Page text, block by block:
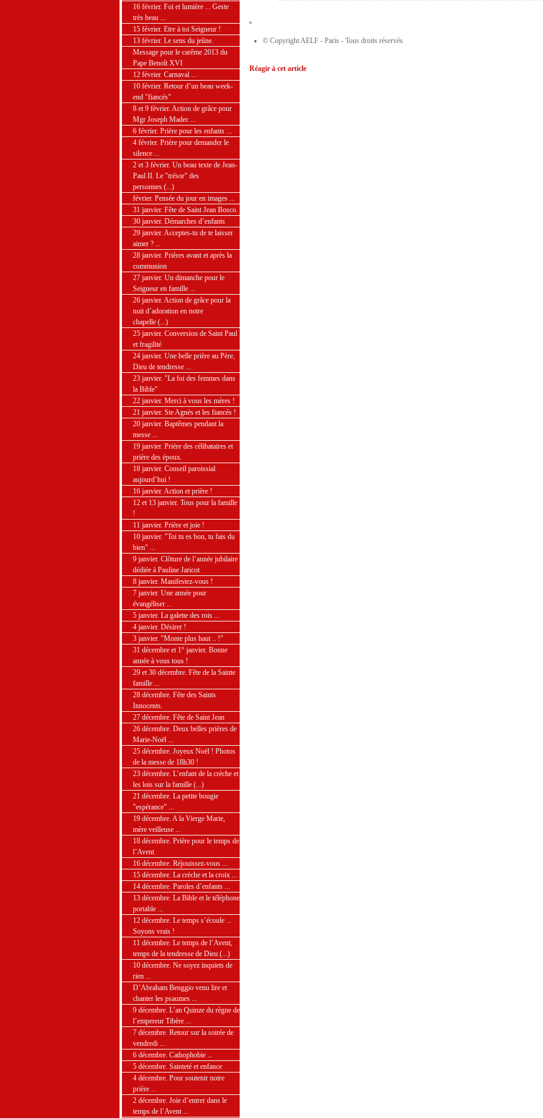
»
© Copyright AELF - Paris - Tous droits réservés
Réagir à cet article
16 février. Foi et lumière ... Geste
très beau ...
15 février. Etre à toi Seigneur !
13 février. Le sens du jeûne.
Message pour le carême 2013 du
Pape Benoît XVI
12 février. Carnaval ...
10 février. Retour d’un beau week-
end "fiancés"
8 et 9 février. Action de grâce pour
Mgr Joseph Madec ...
6 février. Prière pour les enfants ...
4 février. Prière pour demander le
silence ...
2 et 3 février. Un beau texte de Jean-
Paul II. Le "trésor" des
personnes (...)
février. Pensée du jour en images ...
31 janvier. Fête de Saint Jean Bosco.
30 janvier. Démarches d’enfants
29 janvier. Acceptes-tu de te laisser
aimer ? ...
28 janvier. Prières avant et après la
communion
27 janvier. Un dimanche pour le
Seigneur en famille ...
26 janvier. Action de grâce pour la
nuit d’adoration en notre
chapelle (...)
25 janvier. Conversion de Saint Paul
et fragilité
24 janvier. Une belle prière au Père,
Dieu de tendresse ...
23 janvier. "La foi des femmes dans
la Bible"
22 janvier. Merci à vous les mères !
21 janvier. Ste Agnès et les fiancés !
20 janvier. Baptêmes pendant la
messe ...
19 janvier. Prière des célibataires et
prière des époux.
18 janvier. Conseil paroissial
aujourd’hui !
16 janvier. Action et prière !
12 et 13 janvier. Tous pour la famille
!
11 janvier. Prière et joie !
10 janvier. "Toi tu es bon, tu fais du
bien" ...
9 janvier. Clôture de l’année jubilaire
dédiée à Pauline Jaricot
8 janvier. Manifestez-vous !
7 janvier. Une année pour
évangéliser ...
5 janvier. La galette des rois ...
4 janvier. Désirer !
3 janvier. "Monte plus haut .. !"
31 décembre et 1° janvier. Bonne
année à vous tous !
29 et 30 décembre. Fête de la Sainte
famille ...
28 décembre. Fête des Saints
Innocents.
27 décembre. Fête de Saint Jean
26 décembre. Deux belles prières de
Marie-Noël ...
25 décembre. Joyeux Noël ! Photos
de la messe de 18h30 !
23 décembre. L’enfant de la crèche et
les lois sur la famille (...)
21 décembre. La petite bougie
"espérance" ...
19 décembre. A la Vierge Marie,
mère veilleuse ...
18 décembre. Prière pour le temps de
l’Avent
16 décembre. Réjouissez-vous ...
15 décembre. La crèche et la croix ...
14 décembre. Paroles d’enfants ...
13 décembre. La Bible et le téléphone
portable ...
12 décembre. Le temps s’écoule ...
Soyons vrais !
11 décembre. Le temps de l’Avent,
temps de la tendresse de Dieu (...)
10 décembre. Ne soyez inquiets de
rien ...
D’Abraham Benggio venu lire et
chanter les psaumes ...
9 décembre. L’an Quinze du règne de
l’empereur Tibère ...
7 décembre. Retour sur la soirée de
vendredi ...
6 décembre. Cathophobie ...
5 décembre. Sainteté et enfance
4 décembre. Pour soutenir notre
prière ...
2 décembre. Joie d’entrer dans le
temps de l’Avent ...